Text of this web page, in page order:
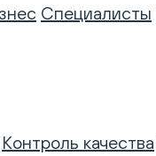
Специалисты
Контроль качества